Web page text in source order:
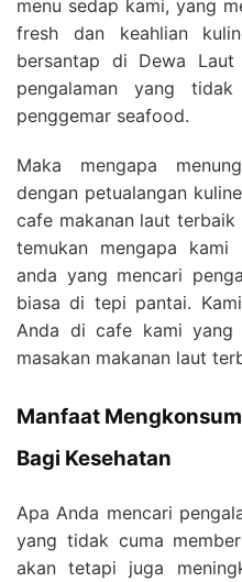
menu sedap kami, yang
fresh dan keahlian
bersantap di Dewa
pengalaman yang
penggemar seafood.
Maka mengapa
dengan petualangan
cafe makanan laut
temukan mengapa
anda yang mencari
biasa di tepi pantai.
Anda di cafe kami yang
masakan makanan laut
Manfaat
Bagi Kesehatan
Apa Anda mencari
yang tidak cuma
akan tetapi juga